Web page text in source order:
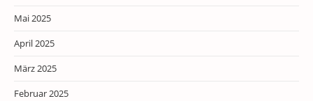
Mai 2025
April 2025
März 2025
Februar 2025